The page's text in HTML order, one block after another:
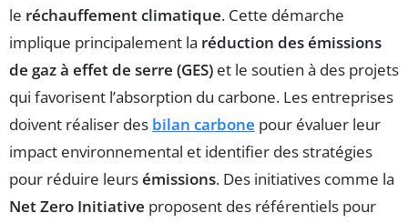
le réchauffement climatique. Cette démarche
implique principalement la réduction des émissions
de gaz à effet de serre (GES) et le soutien à des projets
qui favorisent l’absorption du carbone. Les entreprises
doivent réaliser des bilan carbone pour évaluer leur
impact environnemental et identifier des stratégies
pour réduire leursémissions. Des initiatives comme la
Net Zero Initiative proposent des référentiels pour